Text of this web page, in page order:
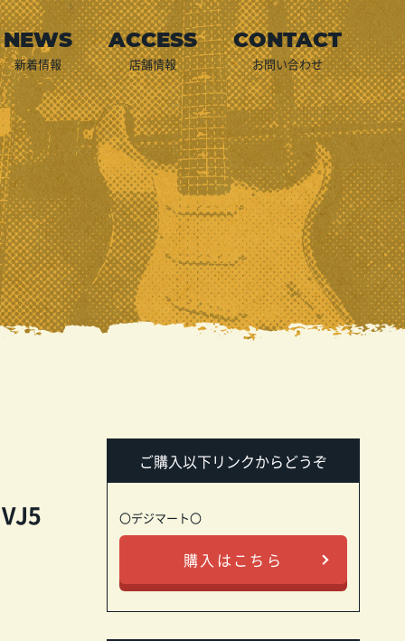
新着情報 店舗情報 お問い合わせ
ご購入以下リンクからどうぞ
〇デジマート〇
購入はこちら